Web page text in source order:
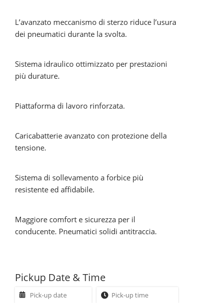
L’avanzato meccanismo di sterzo riduce l’usura
dei pneumatici durante la svolta.
Sistema idraulico ottimizzato per prestazioni
più durature.
Piattaforma di lavoro rinforzata.
Caricabatterie avanzato con protezione della
tensione.
Sistema di sollevamento a forbice più
resistente ed afﬁdabile.
Maggiore comfort e sicurezza per il
conducente. Pneumatici solidi antitraccia.
Pickup Date & Time